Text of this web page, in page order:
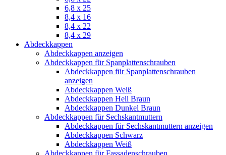
6,8 x 25
8,4 x 16
8,4 x 22
8,4 x 29
Abdeckkappen
Abdeckkappen anzeigen
Abdeckkappen für Spanplattenschrauben
Abdeckkappen für Spanplattenschrauben
anzeigen
Abdeckkappen Weiß
Abdeckkappen Hell Braun
Abdeckkappen Dunkel Braun
Abdeckkappen für Sechskantmuttern
Abdeckkappen für Sechskantmuttern anzeigen
Abdeckkappen Schwarz
Abdeckkappen Weiß
Abdeckkappen für Fassadenschrauben